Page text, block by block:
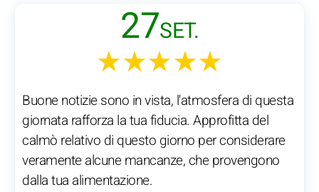
27SET.
★★★★★
Buone notizie sono in vista, l'atmosfera di questa
giornata rafforza la tua fiducia. Approfitta del
calmò relativo di questo giorno per considerare
veramente alcune mancanze, che provengono
dalla tua alimentazione.